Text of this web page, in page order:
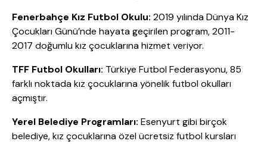
Fenerbahçe Kız Futbol Okulu: 2019 yılında Dünya Kız
Çocukları Günü’nde hayata geçirilen program, 2011-
2017 doğumlu kız çocuklarına hizmet veriyor.
TFF Futbol Okulları: Türkiye Futbol Federasyonu, 85
farklı noktada kız çocuklarına yönelik futbol okulları
açmıştır.
Yerel Belediye Programları: Esenyurt gibi birçok
belediye, kız çocuklarına özel ücretsiz futbol kursları